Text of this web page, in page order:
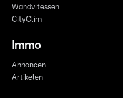
Wandvitessen
CityClim
Immo
Annoncen
Artikelen